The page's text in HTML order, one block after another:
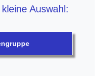
Auswahl: